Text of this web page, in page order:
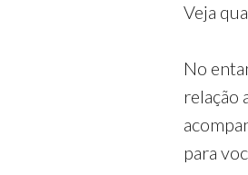
Veja
No
relação
para